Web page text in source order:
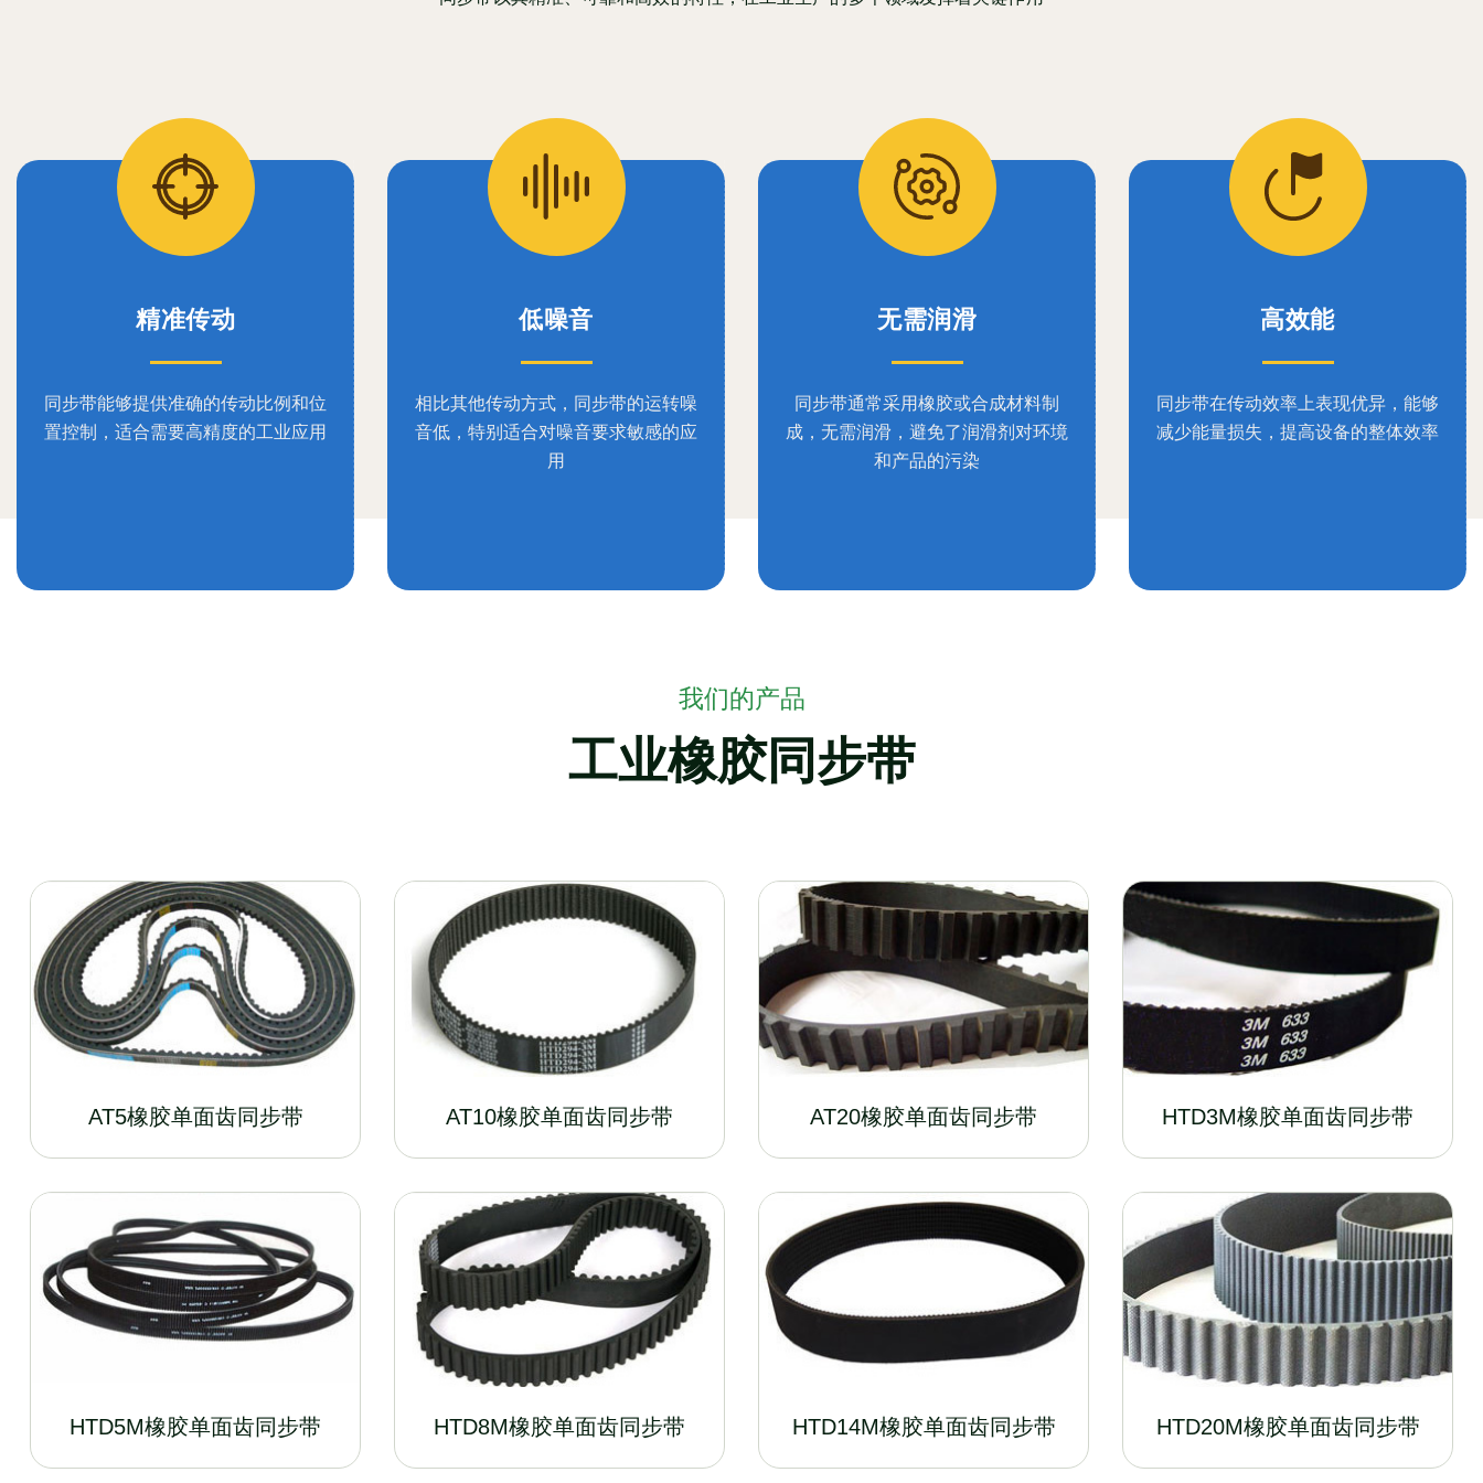
精准传动
同步带能够提供准确的传动比例和位
置控制，适合需要高精度的工业应用
低噪音
相比其他传动方式，同步带的运转噪
音低，特别适合对噪音要求敏感的应
用
无需润滑
同步带通常采用橡胶或合成材料制
成，无需润滑，避免了润滑剂对环境
和产品的污染
高效能
同步带在传动效率上表现优异，能够
减少能量损失，提高设备的整体效率
我们的产品
工业橡胶同步带
AT5橡胶单面齿同步带 AT10橡胶单面齿同步带 AT20橡胶单面齿同步带 HTD3M橡胶单面齿同步带
HTD5M橡胶单面齿同步带 HTD8M橡胶单面齿同步带 HTD14M橡胶单面齿同步带 HTD20M橡胶单面齿同步带